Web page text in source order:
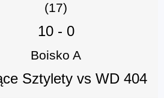
(17)
10- 0
Boisko A
Sztylety vs WD 404